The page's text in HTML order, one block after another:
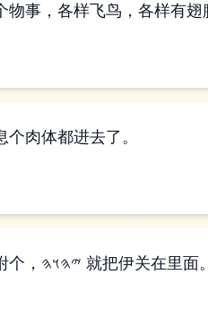
事，各样飞鸟，各样有翅
肉体都进去了。
凡进方舟个，都是公母各一对，照以罗欣所吩咐个，𐤉𐤄𐤅𐤄 就把伊关在